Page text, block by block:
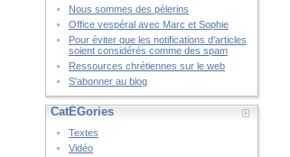
Nous sommes des pélerins
Office vespéral avec Marc et Sophie
Pour éviter que les notifications d'articles
soient considérés comme des spam
Ressources chrétiennes sur le web
S'abonner au blog
CatÉGories
Textes
Vidéo